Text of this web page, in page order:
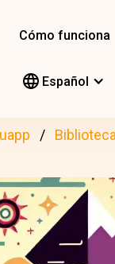
Cómo funciona
Español
Biblioteca